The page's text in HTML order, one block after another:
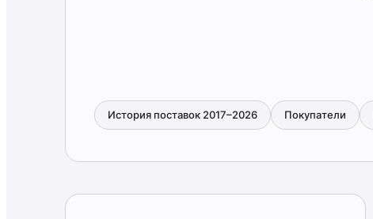
История поставок 2017–2026 Покупатели